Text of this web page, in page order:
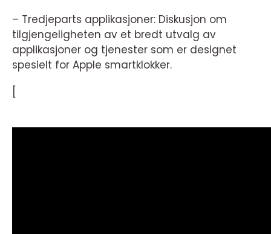
– Tredjeparts applikasjoner: Diskusjon om
tilgjengeligheten av et bredt utvalg av
applikasjoner og tjenester som er designet
spesielt for Apple smartklokker.